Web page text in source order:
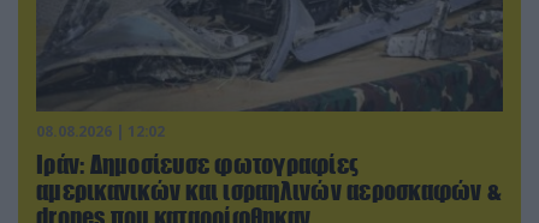
08.08.2026 | 12:02
Ιράν: Δημοσίευσε φωτογραφίες
αμερικανικών και ισραηλινών αεροσκαφών &
drones που καταρρίφθηκαν